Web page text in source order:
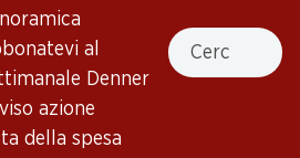
al
Denner
azione
della spesa
Cercare
Rossiglione , 2025
profumo di bacche rosse.
e succoso con un’aromaticità